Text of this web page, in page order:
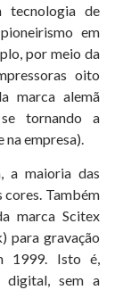
tecnologia de
em
por meio da
oito
marca alemã
tornando a
na empresa).
a maioria das
cores. Também
marca Scitex
para gravação
1999. Isto é,
digital, sem a